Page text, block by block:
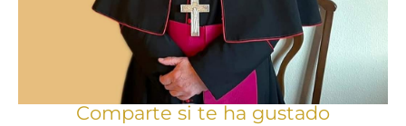
Comparte si te ha gustado